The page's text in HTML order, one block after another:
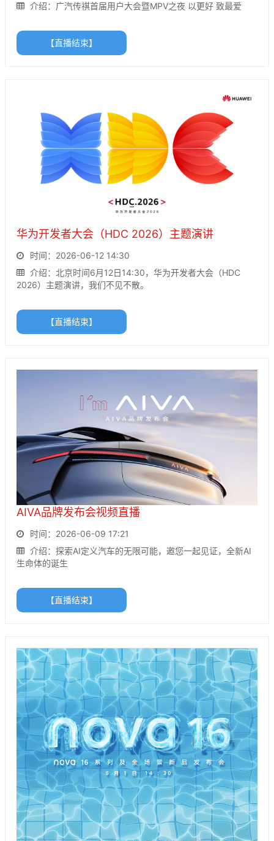
介绍：广汽传祺首届用户大会暨MPV之夜 以更好 致最爱
【直播结束】
华为开发者大会（HDC 2026）主题演讲
时间：2026-06-12 14:30
介绍：北京时间6月12日14:30，华为开发者大会（HDC
2026）主题演讲，我们不见不散。
【直播结束】
AIVA品牌发布会视频直播
时间：2026-06-09 17:21
介绍：探索AI定义汽车的无限可能，邀您一起见证，全新AI
生命体的诞生
【直播结束】